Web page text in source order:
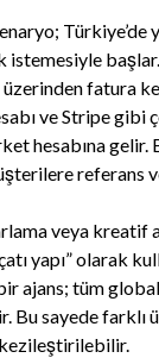
Türkiye’de
fatura
ve Stripe gibi
hesabına
referans
veya kreatif
yapı” olarak
ajans; tüm
sayede farklı